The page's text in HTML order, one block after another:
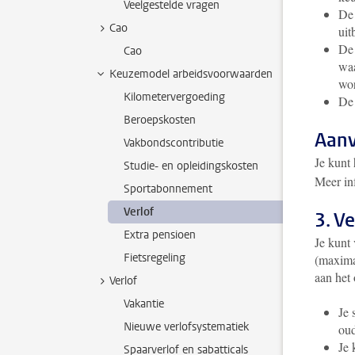
Veelgestelde vragen
Cao
Cao
Keuzemodel arbeidsvoorwaarden
Kilometervergoeding
Beroepskosten
Vakbondscontributie
Studie- en opleidingskosten
Sportabonnement
Verlof
Extra pensioen
Fietsregeling
Verlof
Vakantie
Nieuwe verlofsystematiek
Spaarverlof en sabatticals
Je kunt
Meer
3.
Je kunt
aan
Je
Je